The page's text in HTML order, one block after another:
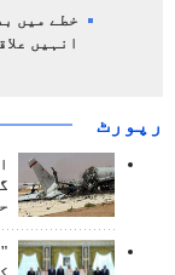
خطے میں
انہیں
رپورٹ